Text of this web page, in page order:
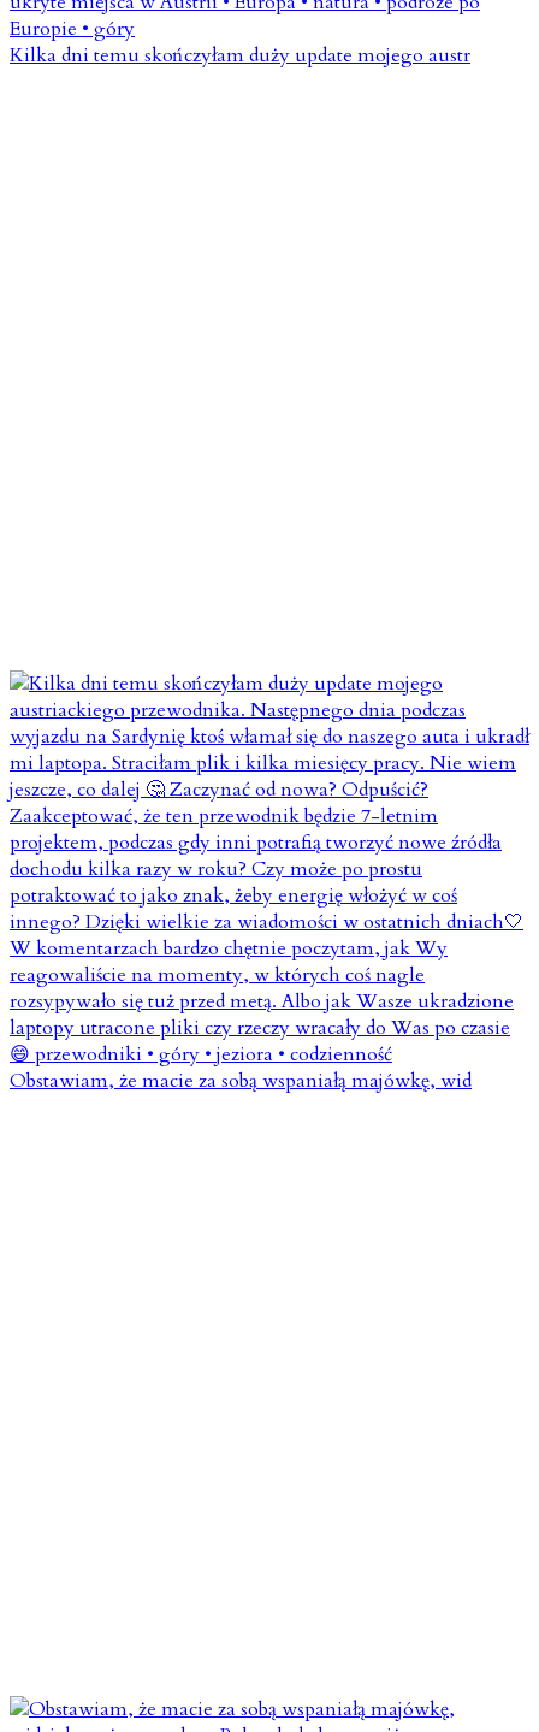
Kilka dni temu skończyłam duży update mojego austr
Obstawiam, że macie za sobą wspaniałą majówkę, wid